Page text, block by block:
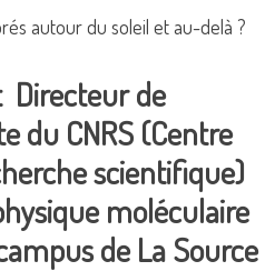
autour du soleil et au-delà ?
de
du CNRS (Centre
scientifique)
moléculaire
de La Source